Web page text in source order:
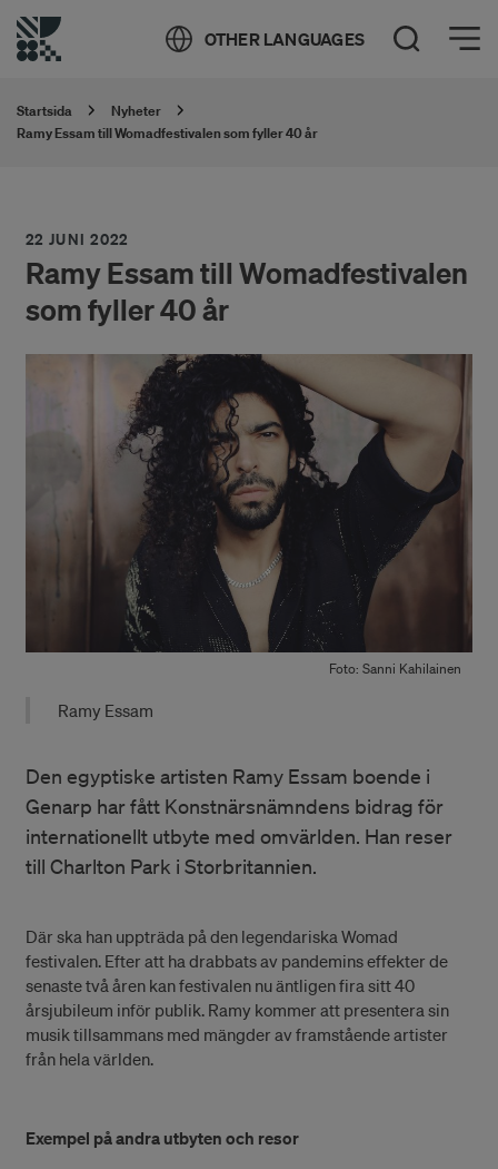
OTHER LANGUAGES Öppna sök
Öppna meny
Startsida
Nyheter
Ramy Essam till Womadfestivalen som fyller 40 år
22 JUNI 2022
Ramy Essam till Womadfestivalen
som fyller 40 år
Foto: Sanni Kahilainen
Ramy Essam
Den egyptiske artisten Ramy Essam boende i
Genarp har fått Konstnärsnämndens bidrag för
internationellt utbyte med omvärlden. Han reser
till Charlton Park i Storbritannien.
Där ska han uppträda på den legendariska Womad
festivalen. Efter att ha drabbats av pandemins effekter de
senaste två åren kan festivalen nu äntligen fira sitt 40
årsjubileum inför publik. Ramy kommer att presentera sin
musik tillsammans med mängder av framstående artister
från hela världen.
Exempel på andra utbyten och resor